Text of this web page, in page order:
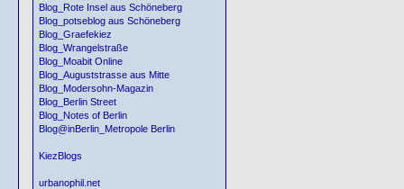
Blog_Rote Insel aus Schöneberg
Blog_potseblog aus Schöneberg
Blog_Graefekiez
Blog_Wrangelstraße
Blog_Moabit Online
Blog_Auguststrasse aus Mitte
Blog_Modersohn-Magazin
Blog_Berlin Street
Blog_Notes of Berlin
Blog@inBerlin_Metropole Berlin
KiezBlogs
urbanophil.net